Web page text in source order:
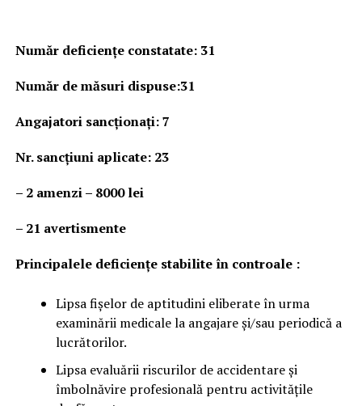
Număr deficienţe constatate: 31
Număr de măsuri dispuse:31
Angajatori sancționați: 7
Nr. sancţiuni aplicate: 23
– 2 amenzi – 8000 lei
– 21 avertismente
Principalele deficienţe stabilite în controale :
Lipsa fișelor de aptitudini eliberate în urma
examinării medicale la angajare și/sau periodică a
lucrătorilor.
Lipsa evaluării riscurilor de accidentare și
îmbolnăvire profesională pentru activitățile